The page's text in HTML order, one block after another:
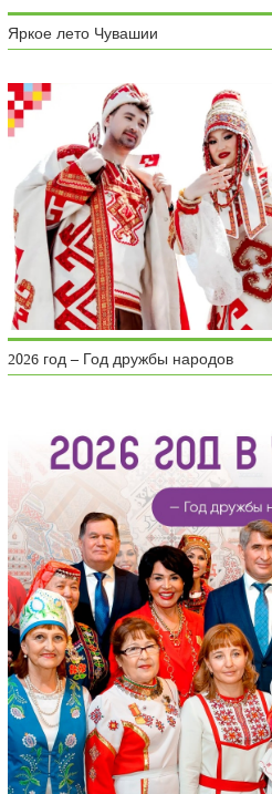
Яркое лето Чувашии
2026 год – Год дружбы народов